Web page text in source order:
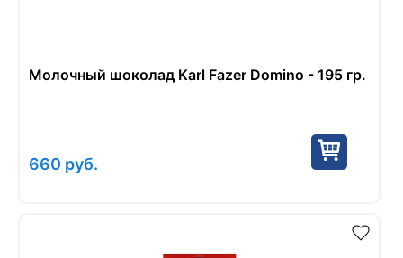
Молочный шоколад Karl Fazer Domino - 195 гр.
660 руб.